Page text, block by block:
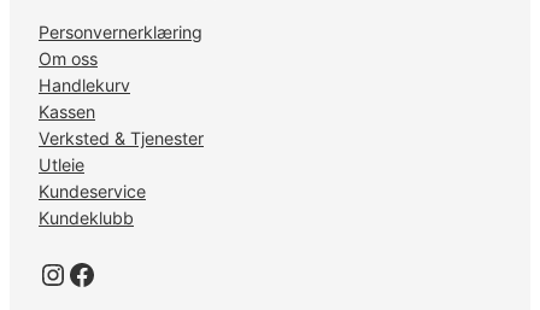
Personvernerklæring
Om oss
Handlekurv
Kassen
Verksted & Tjenester
Utleie
Kundeservice
Kundeklubb
Instagram Facebook